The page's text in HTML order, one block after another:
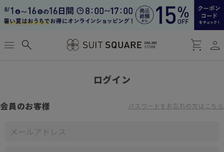
menu search shopping_cart person
ログイン
会員のお客様 パスワードをお忘れの方はこちら